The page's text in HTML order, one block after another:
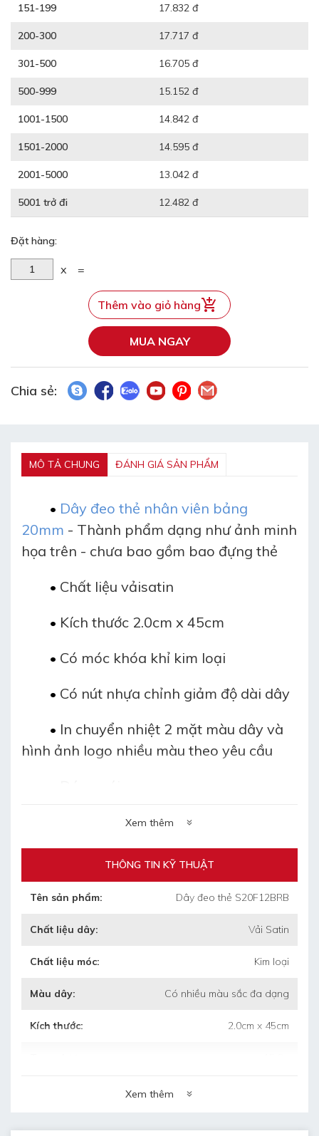
151-199 17.832 đ
200-300 17.717 đ
301-500 16.705 đ
500-999 15.152 đ
1001-1500 14.842 đ
1501-2000 14.595 đ
2001-5000 13.042 đ
5001 trở đi 12.482 đ
Đặt hàng:
x =
Thêm vào giỏ hàng
MUA NGAY
Chia sẻ:
MÔ TẢ CHUNG ĐÁNH GIÁ SẢN PHẨM
• Dây đeo thẻ nhân viên bảng
20mm - Thành phẩm dạng như ảnh minh
họa trên - chưa bao gồm bao đựng thẻ
• Chất liệu vảisatin
• Kích thước 2.0cm x 45cm
• Có móc khóa khỉ kim loại
• Có nút nhựa chỉnh giảm độ dài dây
• In chuyển nhiệt 2 mặt màu dây và
hình ảnh logo nhiều màu theo yêu cầu
20 bao/thùng carton/1000 dây:
+ Trọng lượng 1 thùng: 16.6kg
+ Kích thước thùng: 55cm x 35cm x 35cm
(dài/rộng/cao)
• Thời gian làm mẫu: 4 ngày
• Thời gian làm hàng: 5 ngày sau duyệt
mẫu
• Bảo hành: 3 tháng khi chưa sử dụng mà
Xem thêm
THÔNG TIN KỸ THUẬT
Tên sản phẩm: Dây đeo thẻ S20F12BRB
Chất liệu dây: Vải Satin
Chất liệu móc: Kim loại
Màu dây: Có nhiều màu sắc đa dạng
Kích thước: 2.0cm x 45cm
Xem thêm